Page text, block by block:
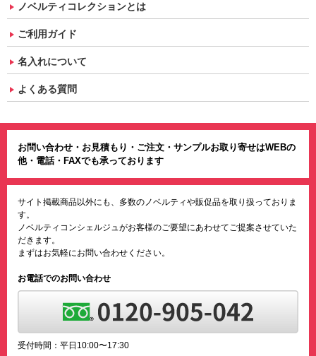
ノベルティコレクションとは
ご利用ガイド
名入れについて
よくある質問
お問い合わせ・お見積もり・ご注文・サンプルお取り寄せはWEBの
他・電話・FAXでも承っております
サイト掲載商品以外にも、多数のノベルティや販促品を取り扱っておりま
す。
ノベルティコンシェルジュがお客様のご要望にあわせてご提案させていた
だきます。
まずはお気軽にお問い合わせください。
お電話でのお問い合わせ
受付時間：平日10:00〜17:30